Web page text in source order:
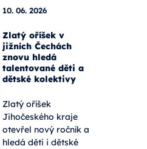
10. 06. 2026
Zlatý oříšek v
jižních Čechách
znovu hledá
talentované děti a
dětské kolektivy
Zlatý oříšek
Jihočeského kraje
otevřel nový ročník a
hledá děti i dětské